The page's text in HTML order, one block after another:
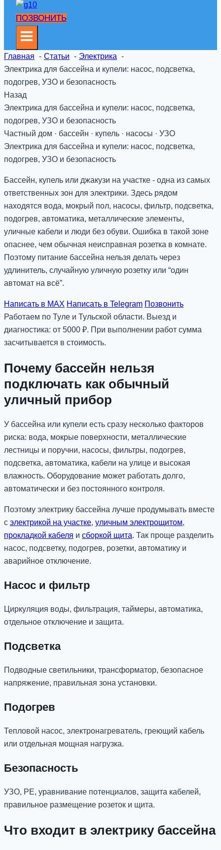
ПОЗВОНИТЬ
Главная Статьи
Электрика
Электрика для бассейна и купели: насос, подсветка,
подогрев, УЗО и безопасность
Назад
Электрика для бассейна и купели: насос, подсветка,
подогрев, УЗО и безопасность
Частный дом · бассейн · купель · насосы · УЗО
Электрика для бассейна и купели: насос, подсветка,
подогрев, УЗО и безопасность
Бассейн, купель или джакузи на участке - одна из самых
ответственных зон для электрики. Здесь рядом
находятся вода, мокрый пол, насосы, фильтр, подсветка,
подогрев, автоматика, металлические элементы,
уличные кабели и люди без обуви. Ошибка в такой зоне
опаснее, чем обычная неисправная розетка в комнате.
Поэтому питание бассейна нельзя делать через
удлинитель, случайную уличную розетку или “один
автомат на всё”.
Написать в MAX Написать в Telegram Позвонить
Работаем по Туле и Тульской области. Выезд и
диагностика: от 5000 ₽. При выполнении работ сумма
засчитывается в стоимость.
Почему бассейн нельзя
подключать как обычный
уличный прибор
У бассейна или купели есть сразу несколько факторов
риска: вода, мокрые поверхности, металлические
лестницы и поручни, насосы, фильтры, подогрев,
подсветка, автоматика, кабели на улице и высокая
влажность. Оборудование может работать долго,
автоматически и без постоянного контроля.
Поэтому электрику бассейна лучше продумывать вместе
с электрикой на участке, уличным электрощитом,
прокладкой кабеля и сборкой щита. Так проще разделить
насос, подсветку, подогрев, розетки, автоматику и
аварийное отключение.
Насос и фильтр
Циркуляция воды, фильтрация, таймеры, автоматика,
отдельное отключение и защита.
Подсветка
Подводные светильники, трансформатор, безопасное
напряжение, правильная зона установки.
Подогрев
Тепловой насос, электронагреватель, греющий кабель
или отдельная мощная нагрузка.
Безопасность
УЗО, PE, уравнивание потенциалов, защита кабелей,
правильное размещение розеток и щита.
Что входит в электрику бассейна